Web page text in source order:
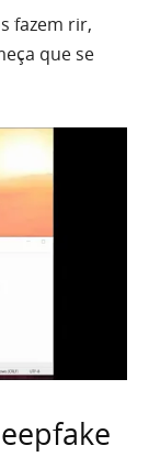
fazem rir,
que se